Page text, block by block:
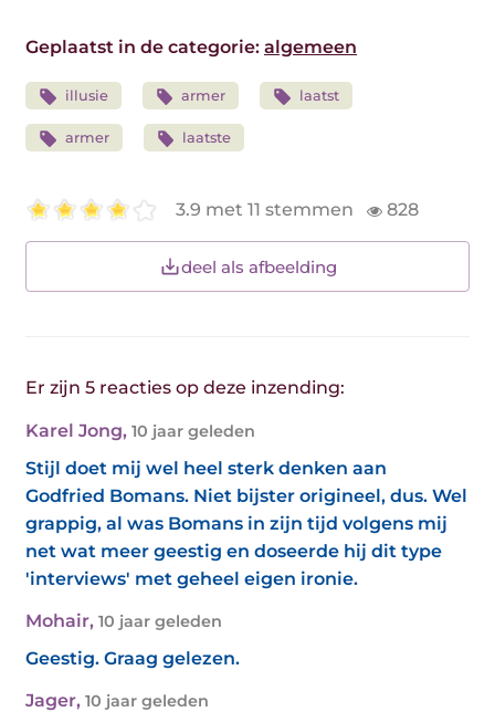
Geplaatst in de categorie: algemeen
illusie armer laatst
armer laatste
3.9 met 11 stemmen 828
deel als afbeelding
Er zijn 5 reacties op deze inzending:
Karel Jong, 10 jaar geleden
Stijl doet mij wel heel sterk denken aan
Godfried Bomans. Niet bijster origineel, dus. Wel
grappig, al was Bomans in zijn tijd volgens mij
net wat meer geestig en doseerde hij dit type
'interviews' met geheel eigen ironie.
Mohair, 10 jaar geleden
Geestig. Graag gelezen.
Jager, 10 jaar geleden